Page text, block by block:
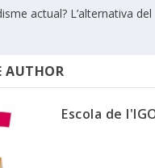
actual? L’alternativa del
AUTHOR
Escola de